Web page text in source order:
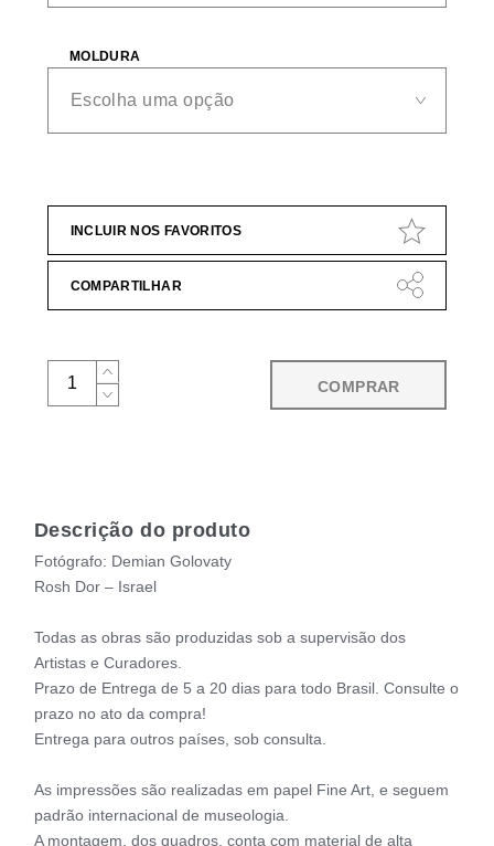
MOLDURA
INCLUIR NOS FAVORITOS
COMPARTILHAR
COMPRAR
Descrição do produto
Fotógrafo: Demian Golovaty
Rosh Dor – Israel
Todas as obras são produzidas sob a supervisão dos
Artistas e Curadores.
Prazo de Entrega de 5 a 20 dias para todo Brasil. Consulte o
prazo no ato da compra!
Entrega para outros países, sob consulta.
As impressões são realizadas em papel Fine Art, e seguem
padrão internacional de museologia.
A montagem, dos quadros, conta com material de alta